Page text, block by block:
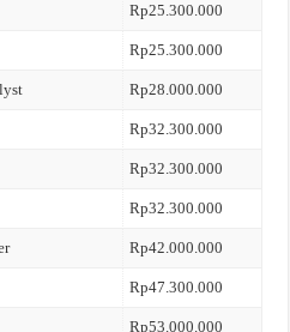
Rp25.300.000
Rp25.300.000
Rp28.000.000
Rp32.300.000
Rp32.300.000
Rp32.300.000
Rp42.000.000
Rp47.300.000
Rp53.000.000